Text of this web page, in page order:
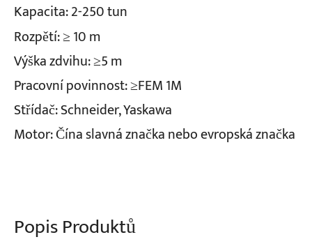
Projekty
Kapacita: 2-250 tun
Rozpětí: ≥ 10 m
Výška zdvihu: ≥5 m
Pracovní povinnost: ≥FEM 1M
Střídač: Schneider, Yaskawa
Motor: Čína slavná značka nebo evropská značka
Popis Produktů